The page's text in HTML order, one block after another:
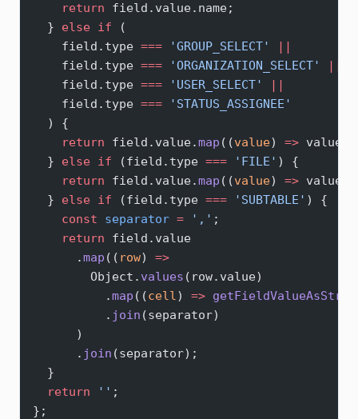
    return
field.value.name;
  }
else if (
    field.type
=== 'GROUP_SELECT'
||
    field.type
=== 'ORGANIZATION_SELECT'
||
    field.type
=== 'USER_SELECT'
||
    field.type
=== 'STATUS_ASSIGNEE'
  ) {
    return
field.value.map ((value) =>
  }
else if (field.type === 'FILE' ) {
    return
field.value.map ((value) =>
  }
else if (field.type === 'SUBTABLE' ) {
    const
separator = ',' ;
    return
field.value
      .
map (( row) =>
        Object.
values (row.value)
          .
map ((cell) =>
          .
join (separator)
      )
      .
join (separator);
  }
  return
'' ;
};